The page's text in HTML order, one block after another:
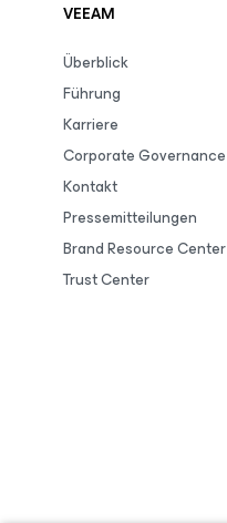
VEEAM
Überblick
Führung
Karriere
Corporate Governance
Kontakt
Pressemitteilungen
Brand Resource Center
Trust Center